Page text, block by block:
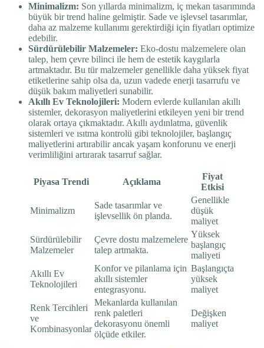
Minimalizm: Son yıllarda minimalizm, iç mekan tasarımında
büyük bir trend haline gelmiştir. Sade ve işlevsel tasarımlar,
daha az malzeme kullanımı gerektirdiği için fiyatları optimize
edebilir.
Sürdürülebilir Malzemeler: Eko-dostu malzemelere olan
talep, hem çevre bilinci ile hem de estetik kaygılarla
artmaktadır. Bu tür malzemeler genellikle daha yüksek fiyat
etiketlerine sahip olsa da, uzun vadede enerji tasarrufu ve
düşük bakım maliyetleri sunabilir.
Akıllı Ev Teknolojileri: Modern evlerde kullanılan akıllı
sistemler, dekorasyon maliyetlerini etkileyen yeni bir trend
olarak ortaya çıkmaktadır. Akıllı aydınlatma, güvenlik
sistemleri ve ısıtma kontrolü gibi teknolojiler, başlangıç
maliyetlerini artırabilir ancak yaşam konforunu ve enerji
verimliliğini artırarak tasarruf sağlar.
Piyasa Trendi Açıklama
Fiyat
Etkisi
Minimalizm
Sade tasarımlar ve
işlevsellik ön planda.
Genellikle
düşük
maliyet
Sürdürülebilir
Malzemeler
Çevre dostu malzemelere
talep artmakta.
Yüksek
başlangıç
maliyeti
Akıllı Ev
Teknolojileri
Konfor ve pilanlama için
akıllı sistemler
entegrasyonu.
Başlangıçta
yüksek
maliyet
Renk Tercihleri
ve
Kombinasyonlar
Mekanlarda kullanılan
renk paletleri
dekorasyonu önemli
ölçüde etkiler.
Değişken
maliyet